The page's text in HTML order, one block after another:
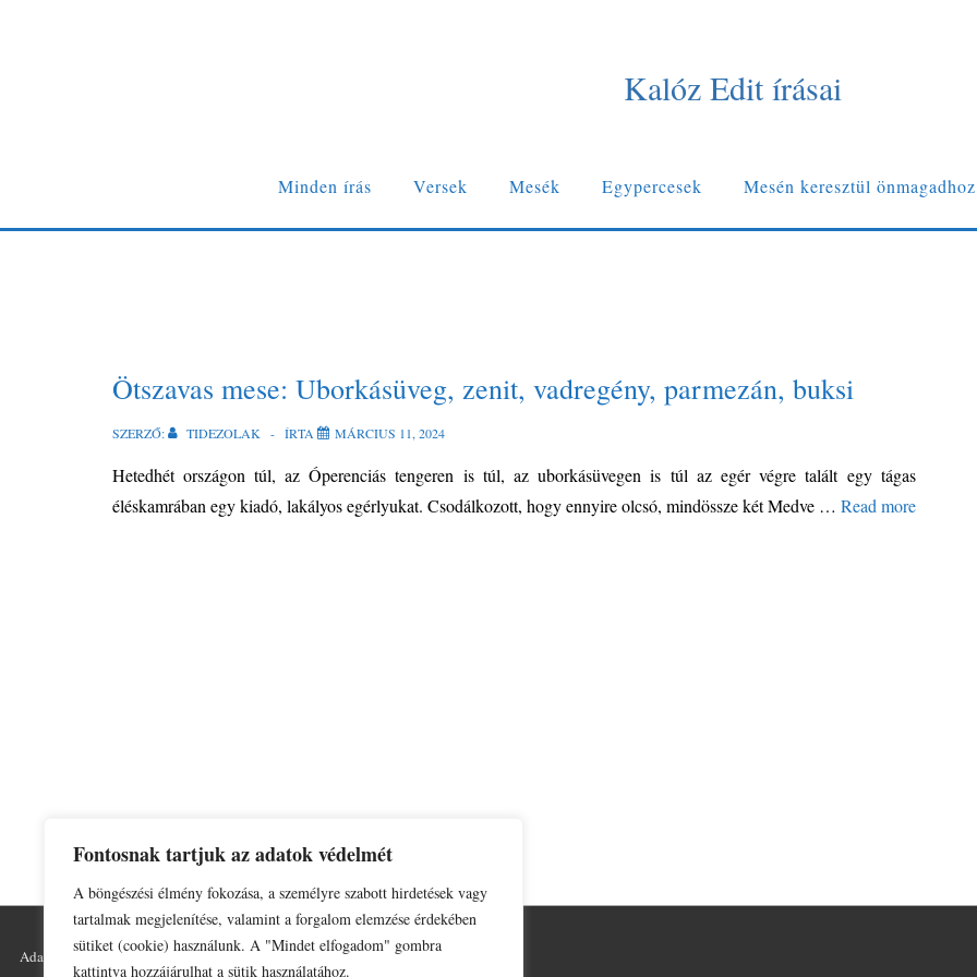
Fontosnak tartjuk az adatok védelmét
A böngészési élmény fokozása, a személyre szabott hirdetések vagy
tartalmak megjelenítése, valamint a forgalom elemzése érdekében
sütiket (cookie) használunk. A "Mindet elfogadom" gombra
kattintva hozzájárulhat a sütik használatához.
Kalóz Edit írásai
Minden írás Versek Mesék Egypercesek Mesén keresztül önmagadhoz
Ötszavas mese: Uborkásüveg, zenit, vadregény, parmezán, buksi
SZERZŐ: TIDEZOLAK ÍRTA MÁRCIUS 11, 2024
Hetedhét országon túl, az Óperenciás tengeren is túl, az uborkásüvegen is túl az egér végre talált egy tágas
éléskamrában egy kiadó, lakályos egérlyukat. Csodálkozott, hogy ennyire olcsó, mindössze két Medve … Read more
Lábléc
Adatkezelési tájékoztató Impresszum